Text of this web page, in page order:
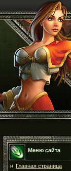
Меню сайта
Главная страница